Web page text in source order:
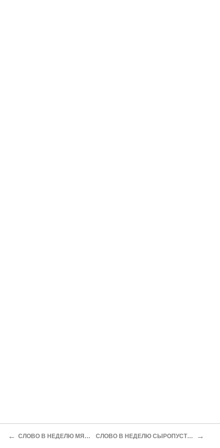
← СЛОВО В НЕДЕЛЮ МЯСОПУСТНУЮ. О СТРАШНОМ СУДЕ. СЛОВО В НЕДЕЛЮ СЫРОПУСТНУЮ. «ПРИИДЕ ПОСТ – МАТИ ЦЕЛОМУДРИЯ». →